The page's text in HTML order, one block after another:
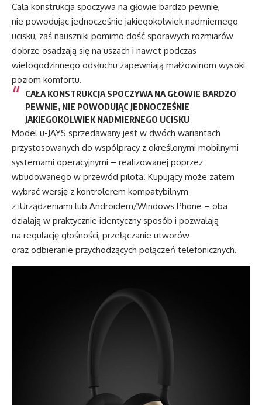
Cała konstrukcja spoczywa na głowie bardzo pewnie,
nie powodując jednocześnie jakiegokolwiek nadmiernego
ucisku, zaś nauszniki pomimo dość sporawych rozmiarów
dobrze osadzają się na uszach i nawet podczas
wielogodzinnego odsłuchu zapewniają małżowinom wysoki
poziom komfortu.
CAŁA KONSTRUKCJA SPOCZYWA NA GŁOWIE BARDZO
PEWNIE, NIE POWODUJĄC JEDNOCZEŚNIE
JAKIEGOKOLWIEK NADMIERNEGO UCISKU
Model u-JAYS sprzedawany jest w dwóch wariantach
przystosowanych do współpracy z określonymi mobilnymi
systemami operacyjnymi – realizowanej poprzez
wbudowanego w przewód pilota. Kupujący może zatem
wybrać wersję z kontrolerem kompatybilnym
z iUrządzeniami lub Androidem/Windows Phone – oba
działają w praktycznie identyczny sposób i pozwalają
na regulację głośności, przełączanie utworów
oraz odbieranie przychodzących połączeń telefonicznych.